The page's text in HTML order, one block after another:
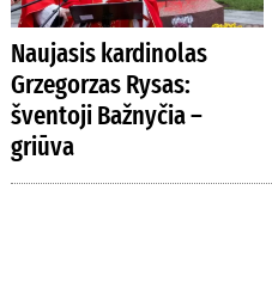
Naujasis kardinolas
Grzegorzas Rysas:
šventoji Bažnyčia –
griūva